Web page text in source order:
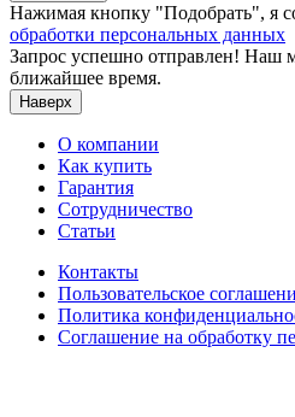
Нажимая кнопку "Подобрать", я
обработки персональных данных
Запрос успешно отправлен! Наш
ближайшее время.
Наверх
О компании
Как купить
Гарантия
Сотрудничество
Статьи
Контакты
Пользовательское
Политика
Соглашение на обработку